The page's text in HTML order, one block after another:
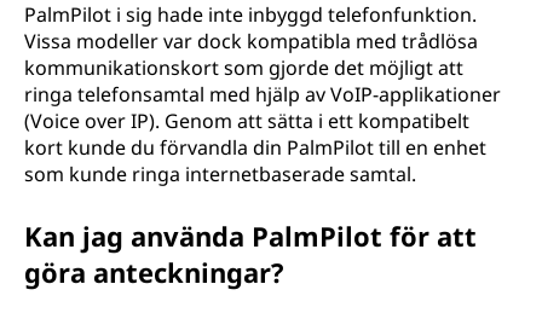
PalmPilot i sig hade inte inbyggd telefonfunktion.
Vissa modeller var dock kompatibla med trådlösa
kommunikationskort som gjorde det möjligt att
ringa telefonsamtal med hjälp av VoIP-applikationer
(Voice over IP). Genom att sätta i ett kompatibelt
kort kunde du förvandla din PalmPilot till en enhet
som kunde ringa internetbaserade samtal.
Kan jag använda PalmPilot för att
göra anteckningar?